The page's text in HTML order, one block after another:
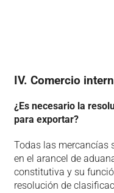
IV. Comercio
¿Es necesario la
para exportar?
Todas las mercancías
en el arancel de
constitutiva y su
resolución de